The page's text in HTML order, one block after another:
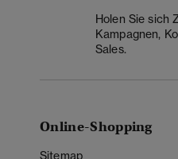
Holen Sie sich
Kampagnen,
Sales.
Online-Shopping
Sitemap